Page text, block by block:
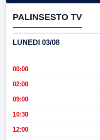
PALINSESTO TV
LUNEDI 03/08
00:00
02:00
09:00
10:30
12:00